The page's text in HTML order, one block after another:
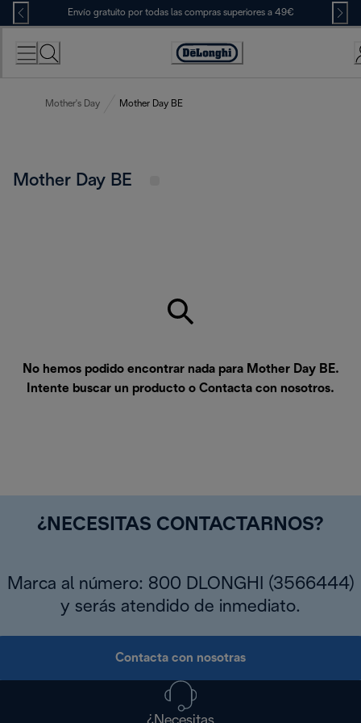
Skip
to
Content
Envío gratuito por todas las compras superiores a 49€
Accessibility
Mother's Day Mother Day BE
Mother Day BE
No hemos podido encontrar nada para Mother Day BE.
Intente buscar un producto o Contacta con nosotros.
¿NECESITAS CONTACTARNOS?
Marca al número: 800 DLONGHI (3566444)
y serás atendido de inmediato.
Contacta con nosotras